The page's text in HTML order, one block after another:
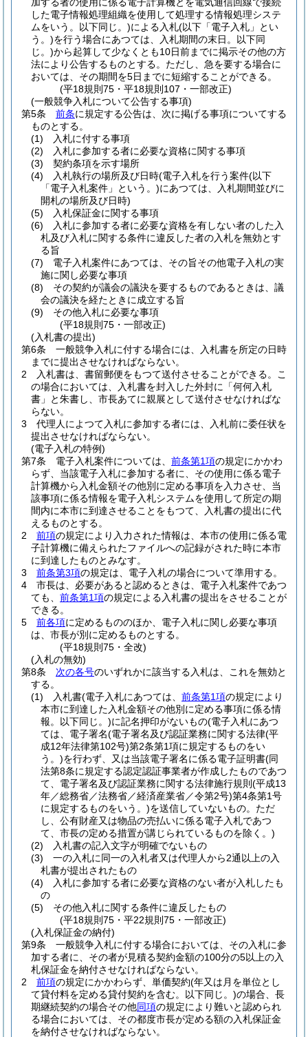
した電子情報処理組織を使用して処理する情報処理システ
ムをいう。以下同じ。)による入札(以下「電子入札」とい
う。)を行う場合にあつては、入札期間の末日。以下同
じ。)から起算して少なくとも10日前までに掲示その他の方
法により公告するものとする。 ただし、急を要する場合に
おいては、その期間を5日までに短縮することができる。
(平18規則75・平18規則107・一部改正)
(一般競争入札について公告する事項)
第5条
前条に規定する公告は、次に掲げる事項についてする
ものとする。
(1)
入札に付する事項
(2)
入札に参加する者に必要な資格に関する事項
(3)
契約条項を示す場所
(4)
入札執行の場所及び日時(電子入札を行う案件(以下
「電子入札案件」という。)にあつては、入札期間並びに
開札の場所及び日時)
(5)
入札保証金に関する事項
(6)
入札に参加する者に必要な資格を有しない者のした入
札及び入札に関する条件に違反した者の入札を無効とす
る旨
(7)
電子入札案件にあつては、その旨その他電子入札の実
施に関し必要な事項
(8)
その契約が議会の議決を要するものであるときは、議
会の議決を経たときに成立する旨
(9)
その他入札に必要な事項
(平18規則75・一部改正)
(入札書の提出)
第6条
一般競争入札に付する場合には、入札書を所定の日時
までに提出させなければならない。
2
入札書は、書留郵便をもつて送付させることができる。
こ
の場合においては、入札書を封入した外封に「何何入札
書」と朱書し、市長あてに親展として送付させなければな
らない。
3
代理人によつて入札に参加する者には、入札前に委任状を
提出させなければならない。
(電子入札の特例)
第7条
電子入札案件については、 前条第1項の規定にかかわ
らず、当該電子入札に参加する者に、その使用に係る電子
計算機から入札金額その他別に定める事項を入力させ、当
該事項に係る情報を電子入札システムを使用して所定の期
間内に本市に到達させることをもつて、入札書の提出に代
えるものとする。
2
前項の規定により入力された情報は、本市の使用に係る電
子計算機に備えられたファイルへの記録がされた時に本市
に到達したものとみなす。
3
前条第3項の規定は、電子入札の場合について準用する。
4
市長は、必要があると認めるときは、電子入札案件であつ
ても、 前条第1項の規定による入札書の提出をさせることが
できる。
5
前各項に定めるもののほか、電子入札に関し必要な事項
は、市長が別に定めるものとする。
(平18規則75・全改)
(入札の無効)
第8条
次の各号のいずれかに該当する入札は、これを無効と
する。
(1)
入札書(電子入札にあつては、 前条第1項の規定により
本市に到達した入札金額その他別に定める事項に係る情
報。以下同じ。)に記名押印がないもの(電子入札にあつ
ては、電子署名(電子署名及び認証業務に関する法律(平
成12年法律第102号)第2条第1項に規定するものをい
う。)を行わず、又は当該電子署名に係る電子証明書(同
法第8条に規定する認定認証事業者が作成したものであつ
て、電子署名及び認証業務に関する法律施行規則 (平成13
年／総務省／法務省／経済産業省／令第2号)第4条第1号
に規定するものをいう。)を送信していないもの。ただ
し、公有財産又は物品の売払いに係る電子入札であつ
て、市長の定める措置が講じられているものを除く。)
(2)
入札書の記入文字が明確でないもの
(3)
一の入札に同一の入札者又は代理人から2通以上の入
札書が提出されたもの
(4)
入札に参加する者に必要な資格のない者が入札したも
の
(5)
その他入札に関する条件に違反したもの
(平18規則75・平22規則75・一部改正)
(入札保証金の納付)
第9条
一般競争入札に付する場合においては、その入札に参
加する者に、その者が見積る契約金額の100分の5以上の入
札保証金を納付させなければならない。
2
前項の規定にかかわらず、単価契約(年又は月を単位とし
て貸付料を定める貸付契約を含む。以下同じ。)の場合、長
期継続契約の場合その他同項の規定により難いと認められ
る場合においては、その都度市長が定める額の入札保証金
を納付させなければならない。